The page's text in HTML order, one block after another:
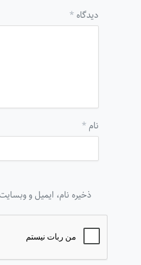
دیدگاه*
نام*
ذخیره نام، ایمیل و